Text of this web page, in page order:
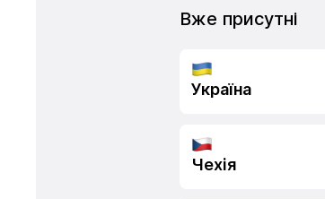
Вже присутні
Україна
Чехія